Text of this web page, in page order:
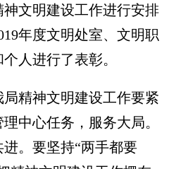
神文明建设工作进行安排
年度文明处室、文明职
人进行了表彰。
局精神文明建设工作要紧
中心任务，服务大局。
。要坚持“两手都要